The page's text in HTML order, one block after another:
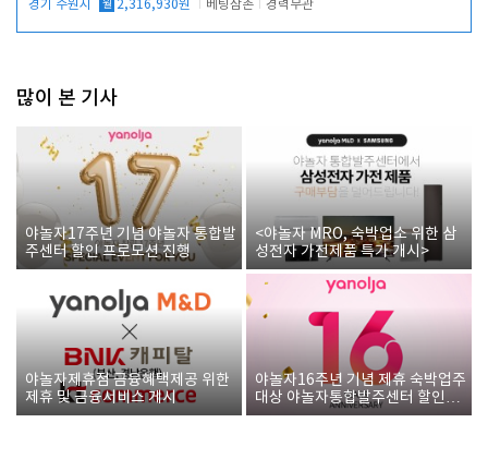
경기 수원시 월 2,316,930원 베팅삼촌 경력무관
많이 본 기사
야놀자17주년 기념 야놀자 통합발
주센터 할인 프로모션 진행
<야놀자 MRO, 숙박업소 위한 삼
성전자 가전제품 특가 개시>
야놀자제휴점 금융혜택제공 위한
제휴 및 금융서비스 게시
야놀자16주년 기념 제휴 숙박업주
대상 야놀자통합발주센터 할인쿠
폰 증정